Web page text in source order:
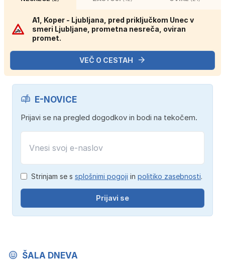
A1, Koper - Ljubljana, pred priključkom Unec v
smeri Ljubljane, prometna nesreča, oviran
promet.
VEČ O CESTAH
E-NOVICE
Prijavi se na pregled dogodkov in bodi na tekočem.
Strinjam se s splošnimi pogoji in politiko zasebnosti.
Prijavi se
ŠALA DNEVA